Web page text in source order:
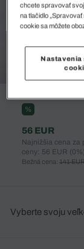
%
56 EUR
Najnižšia cena za
ceny: 56 EUR (0%)
Bežná cena: 141
Vyberte svoju
chcete spravovať
na tlačidlo
cookie sa môžete
Nastavenia